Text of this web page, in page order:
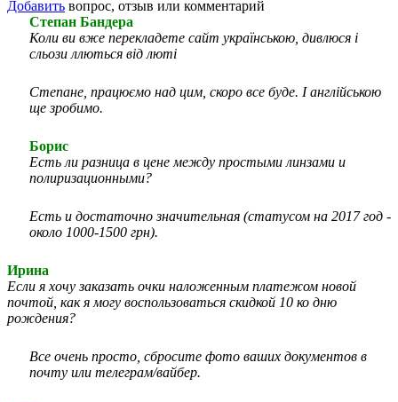
Добавить вопрос, отзыв или комментарий
Степан Бандера
Коли ви вже перекладете сайт українською, дивлюся і
сльози ллються від люті
Степане, працюємо над цим, скоро все буде. І англійською
ще зробимо.
Борис
Есть ли разница в цене между простыми линзами и
полиризационными?
Есть и достаточно значительная (статусом на 2017 год -
около 1000-1500 грн).
Ирина
Если я хочу заказать очки наложенным платежом новой
почтой, как я могу воспользоваться скидкой 10 ко дню
рождения?
Все очень просто, сбросите фото ваших документов в
почту или телеграм/вайбер.